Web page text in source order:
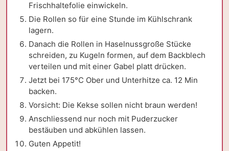
Frischhaltefolie einwickeln.
Die Rollen so für eine Stunde im Kühlschrank
lagern.
Danach die Rollen in Haselnussgroße Stücke
schreiden, zu Kugeln formen, auf dem Backblech
verteilen und mit einer Gabel platt drücken.
Jetzt bei 175°C Ober und Unterhitze ca. 12 Min
backen.
Vorsicht: Die Kekse sollen nicht braun werden!
Anschliessend nur noch mit Puderzucker
bestäuben und abkühlen lassen.
Guten Appetit!